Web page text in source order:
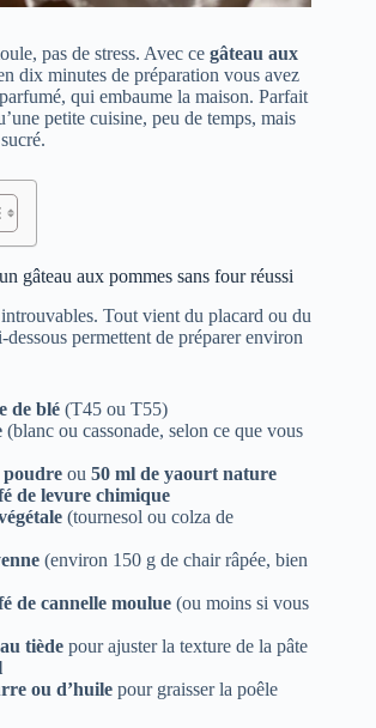
pas de stress. Avec ce gâteau aux
dix minutes de préparation vous avez
qui embaume la maison. Parfait
petite cuisine, peu de temps, mais
gâteau aux pommes sans four réussi
Tout vient du placard ou du
permettent de préparer environ
de blé (T45 ou T55)
(blanc ou cassonade, selon ce que vous
poudre ou 50 ml de yaourt nature
de levure chimique
(tournesol ou colza de
(environ 150 g de chair râpée, bien
de cannelle moulue (ou moins si vous
tiède pour ajuster la texture de la pâte
ou d’huile pour graisser la poêle